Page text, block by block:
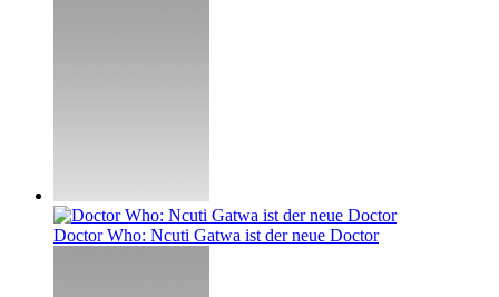
Doctor Who: Ncuti Gatwa ist der neue Doctor